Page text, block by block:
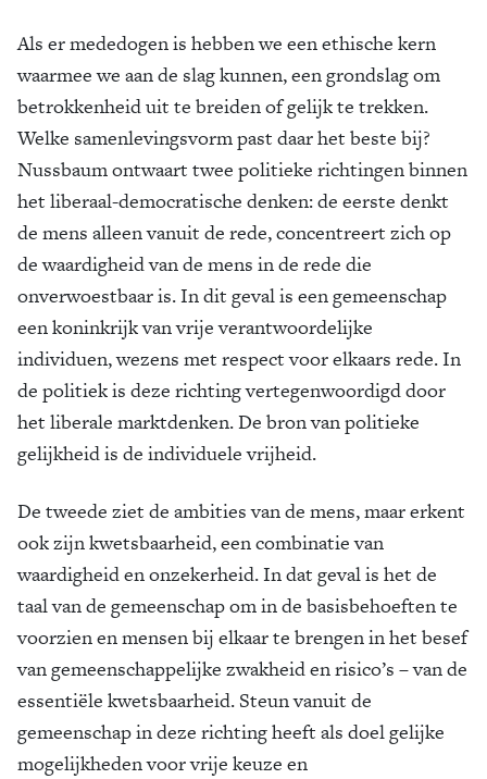
Als er mededogen is hebben we een ethische kern
waarmee we aan de slag kunnen, een grondslag om
betrokkenheid uit te breiden of gelijk te trekken.
Welke samenlevingsvorm past daar het beste bij?
Nussbaum ontwaart twee politieke richtingen binnen
het liberaal-democratische denken: de eerste denkt
de mens alleen vanuit de rede, concentreert zich op
de waardigheid van de mens in de rede die
onverwoestbaar is. In dit geval is een gemeenschap
een koninkrijk van vrije verantwoordelijke
individuen, wezens met respect voor elkaars rede. In
de politiek is deze richting vertegenwoordigd door
het liberale marktdenken. De bron van politieke
gelijkheid is de individuele vrijheid.
De tweede ziet de ambities van de mens, maar erkent
ook zijn kwetsbaarheid, een combinatie van
waardigheid en onzekerheid. In dat geval is het de
taal van de gemeenschap om in de basisbehoeften te
voorzien en mensen bij elkaar te brengen in het besef
van gemeenschappelijke zwakheid en risico’s – van de
essentiële kwetsbaarheid. Steun vanuit de
gemeenschap in deze richting heeft als doel gelijke
mogelijkheden voor vrije keuze en